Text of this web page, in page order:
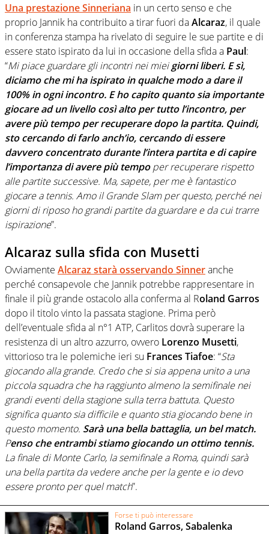
Una prestazione Sinneriana in un certo senso e che
proprio Jannik ha contribuito a tirar fuori daAlcaraz, il quale
in conferenza stampa ha rivelato di seguire le sue partite e di
essere stato ispirato da lui in occasione della sfida a Paul:
“Mi piace guardare gli incontri nei mieigiorni liberi. E sì,
diciamo che mi ha ispirato in qualche modo a dare il
100% in ogni incontro. E ho capito quanto sia importante
giocare ad un livello così alto per tutto l’incontro, per
avere più tempo per recuperare dopo la partita. Quindi,
sto cercando di farlo anch’io, cercando di essere
davvero concentrato durante l’intera partita e di capire
l’importanza di avere più tempoper recuperare rispetto
alle partite successive. Ma, sapete, per me è fantastico
giocare a tennis. Amo il Grande Slam per questo, perché nei
giorni di riposo ho grandi partite da guardare e da cui trarre
ispirazione”.
Alcaraz sulla sfida con Musetti
Ovviamente Alcaraz starà osservando Sinneranche
perché consapevole che Jannik potrebbe rappresentare in
finale il più grande ostacolo alla conferma al Roland Garros
dopo il titolo vinto la passata stagione. Prima però
dell’eventuale sfida al n°1 ATP, Carlitos dovrà superare la
resistenza di un altro azzurro, ovvero Lorenzo Musetti,
vittorioso tra le polemiche ieri su Frances Tiafoe: “Sta
giocando alla grande. Credo che si sia appena unito a una
piccola squadra che ha raggiunto almeno la semifinale nei
grandi eventi della stagione sulla terra battuta. Questo
significa quanto sia difficile e quanto stia giocando bene in
questo momento. Sarà una bella battaglia, un bel match.
Penso che entrambi stiamo giocando un ottimo tennis.
La finale di Monte Carlo, la semifinale a Roma, quindi sarà
una bella partita da vedere anche per la gente e io devo
essere pronto per quel match”.
Forse ti può interessare
Roland Garros, Sabalenka